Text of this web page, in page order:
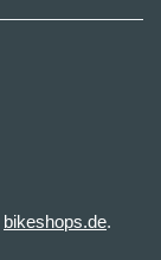
bikeshops.de.